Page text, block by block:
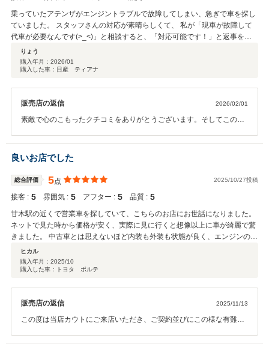
乗っていたアテンザがエンジントラブルで故障してしまい、急ぎで車を探し
ていました。 スタッフさんの対応が素晴らしくて、 私が「現車が故障して
代車が必要なんです(>_<)」と相談すると、「対応可能です！」と返事を頂
く事ができ、とても嬉しかったです。 販売されていた車の状態もよく、駐車
場内で軽く試乗させていただきました！ 車を購入する際の説明も分かりやす
く、 話しやすいスタッフさんだったので このお店で購入する事に決めまし
しております。 このティアナのバックボーンには素晴らしいスタッフさんが
居たことを忘れずに、大切に乗っていきたいと思います。 ティアナ購入時の
りょう
購入年月： 2026/01
購入した車：日産 ティアナ
販売店の返信 2026/02/01
素敵で心のこもったクチコミをありがとうございます。そしてこの度
いました。突然のエンジントラブルでお急ぎの中、不安なお気持ちも
大きかったかと思いますが、少しでもお力になれたこと、嬉しく思っ
ております。思い出の詰まったお車の下取りも含め、信頼してお任せ
いただけたことに感謝しますとともに、新たにティアナも気に入って
いただけて嬉しい限りです！
良いお店でした
総合評価 5点 2025/10/27投稿
接客 : 5 雰囲気 : 5 アフター : 5 品質 : 5
甘木駅の近くで営業車を探していて、こちらのお店にお世話になりました。
ネットで見た時から価格が安く、実際に見に行くと想像以上に車が綺麗で驚
きました。 中古車とは思えないほど内装も外装も状態が良く、エンジンの調
子もばっちりでした。 スタッフの方の対応もとても親切で、初めての購入で
も不安なく進めることができました。 説明もわかりやすく、整備履歴や保証
内容まで丁寧に案内していただけたのでとても安心できました。 納車までも
い中古車を探している方には本当におすすめです。 甘木駅周辺で「中古車」
「安い」「安心」「対応が早い」販売店を探しているなら、 一度相談してみ
ヒカル
購入年月： 2025/10
購入した車：トヨタ ポルテ
販売店の返信 2025/11/13
この度は当店カウトにご来店いただき、ご契約並びにこの様な有難い
添えた営業車に出会えましたことスタッフ一同大変嬉しく存じます。